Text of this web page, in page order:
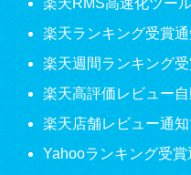
楽天RMS高速化ツー
楽天ランキング受賞
楽天週間ランキング
楽天高評価レビュー
楽天店舗レビュー通
Yahooランキング受